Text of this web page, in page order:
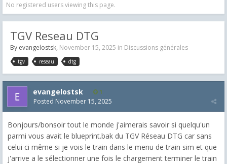
No registered users viewing this page.
TGV Reseau DTG
By evangelostsk, November 15, 2025 in Discussions générales
tgv reseau dtg
evangelostsk 1
Posted November 15, 2025
Bonjours/bonsoir tout le monde j'aimerais savoir si quelqu'un
parmi vous avait le blueprint.bak du TGV Réseau DTG car sans
celui ci même si je vois le train dans le menu de train sim et que
j'arrive a le sélectionner une fois le chargement terminer le train